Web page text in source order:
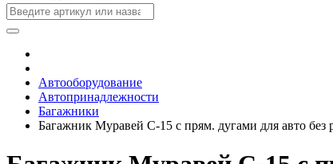
Автооборудование
Автопринадлежности
Багажники
Багажник Муравей С-15 с прям. дугами для авто